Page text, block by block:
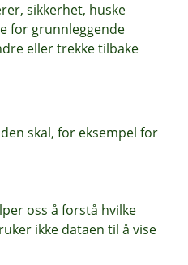
selskaper på
sikkerhet, huske
for grunnleggende
eller trekke tilbake
skal, for eksempel for
oss å forstå hvilke
ikke dataen til å vise